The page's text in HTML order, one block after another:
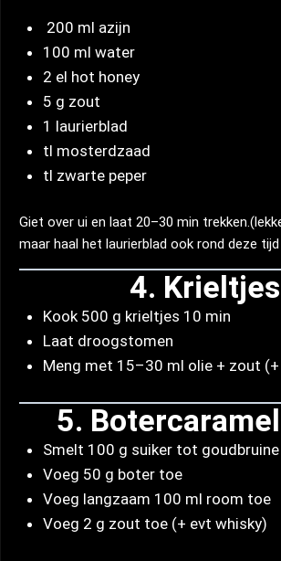
200 ml azijn
100 ml water
2 el hot honey
5 g zout
1 laurierblad
tl mosterdzaad
tl zwarte peper
Giet over ui en laat 20–30 min
maar haal het laurierblad ook rond deze
4. Krieltjes
Kook 500 g krieltjes 10 min
Laat droogstomen
Meng met 15–30 ml olie + zout (+
5.
Smelt 100 g suiker tot
Voeg 50 g boter toe
Voeg langzaam 100 ml room toe
Voeg 2 g zout toe (+ evt whisky)